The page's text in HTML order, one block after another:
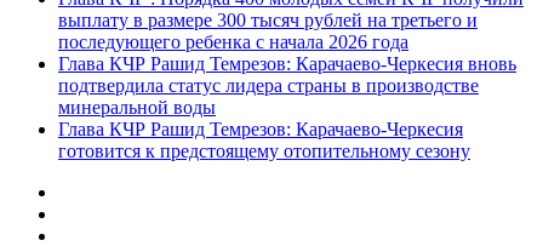
выплату в размере 300 тысяч рублей на третьего и
последующего ребенка с начала 2026 года
Глава КЧР Рашид Темрезов: Карачаево-Черкесия вновь
подтвердила статус лидера страны в производстве
минеральной воды
Глава КЧР Рашид Темрезов: Карачаево-Черкесия
готовится к предстоящему отопительному сезону